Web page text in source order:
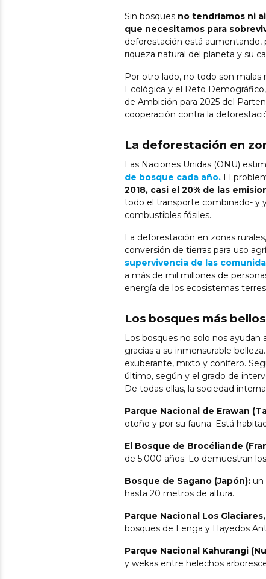
Sin bosques no tendríamos ni
que necesitamos para
deforestación está aumentando,
riqueza natural del planeta y su
Por otro lado, no todo son malas
Ecológica y el Reto
de Ambición para 2025 del
cooperación contra la
La deforestación en
Las Naciones Unidas (ONU)
de bosque cada año. El
2018, casi el 20% de las
todo el transporte combinado- y
combustibles fósiles.
La deforestación en zonas
conversión de tierras para uso
supervivencia de las
a más de mil millones de
energía de los ecosistemas
Los bosques más
Los bosques no solo nos ayudan
gracias a su inmensurable
exuberante, mixto y conífero.
último, según y el grado de
De todas ellas, la sociedad
Parque Nacional de Erawan
otoño y por su fauna. Está
El Bosque de Brocéliande
de 5.000 años. Lo demuestran
Bosque de Sagano (Japón): un
hasta 20 metros de altura.
Parque Nacional Los
bosques de Lenga y Hayedos
Parque Nacional Kahurangi
y wekas entre helechos